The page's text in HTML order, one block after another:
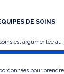
DE SOINS
est argumentée au
pour